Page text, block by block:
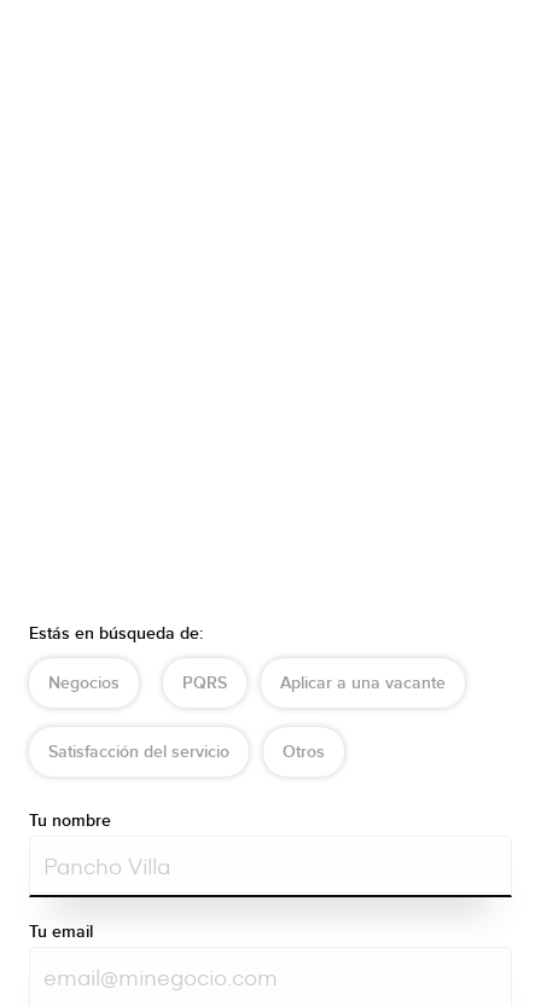
Estás en búsqueda de:
Negocios PQRS Aplicar a una vacante
Satisfacción del servicio Otros
Tu nombre
Tu email